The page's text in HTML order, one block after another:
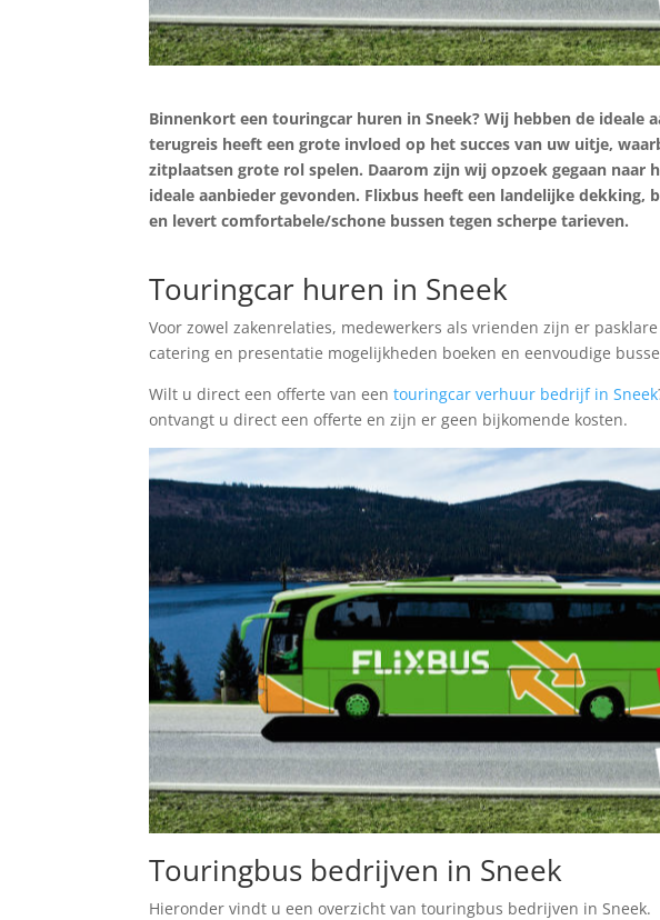
Binnenkort een touringcar huren in Sneek? Wij hebben de ideale
terugreis heeft een grote invloed op het succes van uw uitje,
zitplaatsen grote rol spelen. Daarom zijn wij opzoek gegaan naar
ideale aanbieder gevonden. Flixbus heeft een landelijke
en levert comfortabele/schone bussen tegen scherpe tarieven.
Touringcar huren in Sneek
Voor zowel zakenrelaties, medewerkers als vrienden zijn er
catering en presentatie mogelijkheden boeken en eenvoudige
Wilt u direct een offerte van eentouringcar verhuur bedrijf in Sneek
ontvangt u direct een offerte en zijn er geen bijkomende kosten.
Touringbus bedrijven in Sneek
Hieronder vindt u een overzicht van touringbus bedrijven in Sneek.